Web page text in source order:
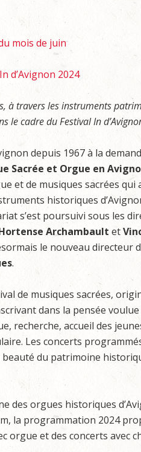
mois de juin
d’Avignon 2024
à travers les instruments
le cadre du Festival In
depuis 1967 à la
Sacrée et Orgue en
et de musiques sacrées
historiques
s’est poursuivi sous les
Archambault et
le nouveau directeur
.
de musiques sacrées,
dans la pensée
recherche, accueil des
Les concerts
du patrimoine
des orgues historiques
la programmation 2024
orgue et des concerts avec